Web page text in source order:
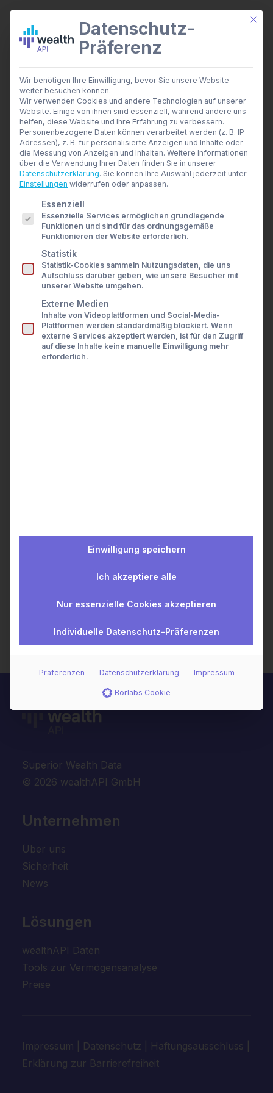
wealthAPI Daten
Smarte Finanztools
Banking Insights
Investment Insights
AI Suite
Branchen
Berater- und Wirtschaftsprüfer
Banken & Broker
Finanzbildungsplattformen
Finanzportale
API Dokumentation
Developer Dashboard
Über uns
Unternehmen
Sicherheit
News
Presse
Karriere
Kontakt
LOGIN
Month: Oktober 2024
Home 2024 Oktober
by André Rabenstein
Superior Wealth Data
© 2026 wealthAPI GmbH
Unternehmen
Über uns
Sicherheit
News
Lösungen
wealthAPI Daten
Tools zur Vermögensanalyse
Preise
Impressum Datenschutz Haftungsausschluss
Erklärung zur Barrierefreiheit
Mit
Datenschutz-
Präferenz
Wir benötigen Ihre Einwilligung, bevor Sie unsere Website
weiter besuchen können.
Wir verwenden Cookies und andere Technologien auf unserer
Website. Einige von ihnen sind essenziell, während andere uns
helfen, diese Website und Ihre Erfahrung zu verbessern.
Personenbezogene Daten können verarbeitet werden (z. B. IP-
Adressen), z. B. für personalisierte Anzeigen und Inhalte oder
die Messung von Anzeigen und Inhalten. Weitere Informationen
über die Verwendung Ihrer Daten finden Sie in unserer
Datenschutzerklärung. Sie können Ihre Auswahl jederzeit unter
Einstellungen widerrufen oder anpassen.
Es folgt eine Liste der Service-Gruppen, für die eine
Essenziell
Essenzielle Services ermöglichen grundlegende
Funktionen und sind für das ordnungsgemäße
Funktionieren der Website erforderlich.
Statistik
Statistik-Cookies sammeln Nutzungsdaten, die uns
Aufschluss darüber geben, wie unsere Besucher mit
unserer Website umgehen.
Externe Medien
Inhalte von Videoplattformen und Social-Media-
Plattformen werden standardmäßig blockiert. Wenn
externe Services akzeptiert werden, ist für den Zugriff
auf diese Inhalte keine manuelle Einwilligung mehr
erforderlich.
Einwilligung speichern
Ich akzeptiere alle
Nur essenzielle Cookies akzeptieren
Individuelle Datenschutz-Präferenzen
Präferenzen Datenschutzerklärung Impressum
Borlabs Cookie